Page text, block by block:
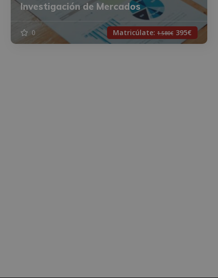
Investigación de Mercados
0 Matricúlate: 1.580€ 395€